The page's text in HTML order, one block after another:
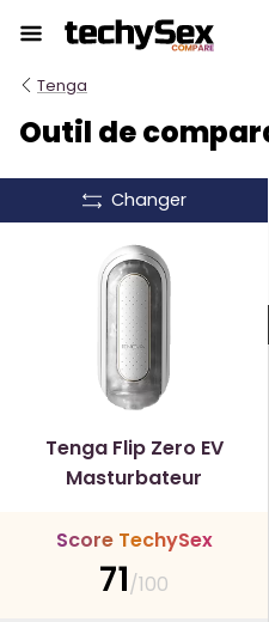
au
contenu
Tenga
Outil de
Changer
Tenga Flip Zero EV
Masturbateur
Score TechySex
71/100